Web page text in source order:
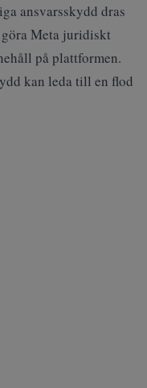
ansvarsskydd dras
Meta juridiskt
på plattformen.
kan leda till en flod